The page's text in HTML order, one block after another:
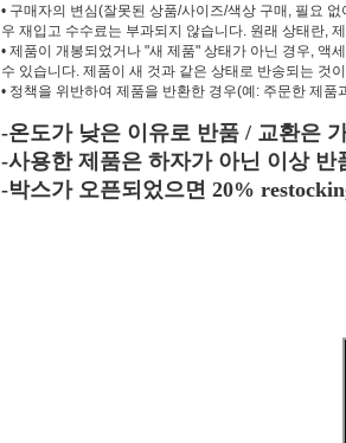
• 구매자의 변심(잘못된 상품/사이즈/색상 구매, 필요
우 재입고 수수료는 부과되지 않습니다. 원래 상태란,
• 제품이 개봉되었거나 "새 제품" 상태가 아닌 경우, 액
수 있습니다. 제품이 새 것과 같은 상태로 반송되는 것
• 정책을 위반하여 제품을 반환한 경우(예: 주문한 제
-온도가 낮은 이유로 반품 / 교환은
-사용한 제품은 하자가 아닌 이상
-박스가 오픈되었으면 20%